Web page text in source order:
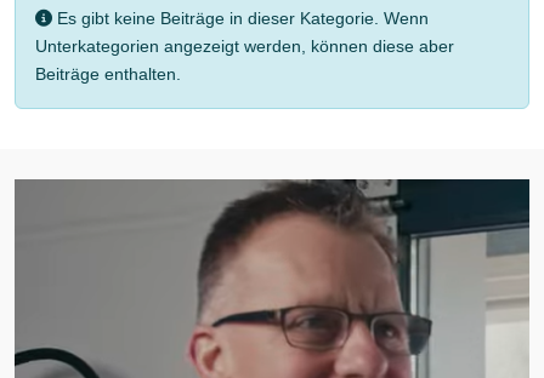
Information
Es gibt keine Beiträge in dieser Kategorie. Wenn
Unterkategorien angezeigt werden, können diese aber
Beiträge enthalten.